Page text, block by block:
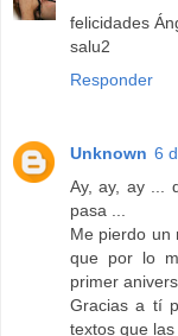
felicidades
salu2
Responder
Unknown 6
Ay, ay, ay ...
pasa ...
Me pierdo un
que por lo
primer
Gracias a tí
textos que las